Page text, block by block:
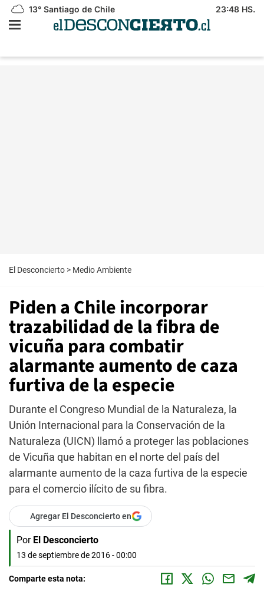
13° Santiago de Chile 23:48 HS.
El Desconcierto > Medio Ambiente
Piden a Chile incorporar
trazabilidad de la fibra de
vicuña para combatir
alarmante aumento de caza
furtiva de la especie
Durante el Congreso Mundial de la Naturaleza, la
Unión Internacional para la Conservación de la
Naturaleza (UICN) llamó a proteger las poblaciones
de Vicuña que habitan en el norte del país del
alarmante aumento de la caza furtiva de la especie
para el comercio ilícito de su fibra.
Agregar El Desconcierto en
Por El Desconcierto
13 de septiembre de 2016 - 00:00
Comparte esta nota: